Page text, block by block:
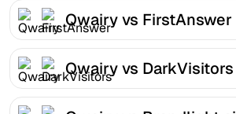
Qwairy vs FirstAnswer
Qwairy vs DarkVisitors